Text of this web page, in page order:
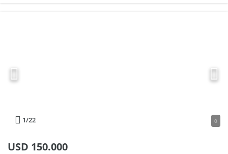
1/22 0
USD 150.000